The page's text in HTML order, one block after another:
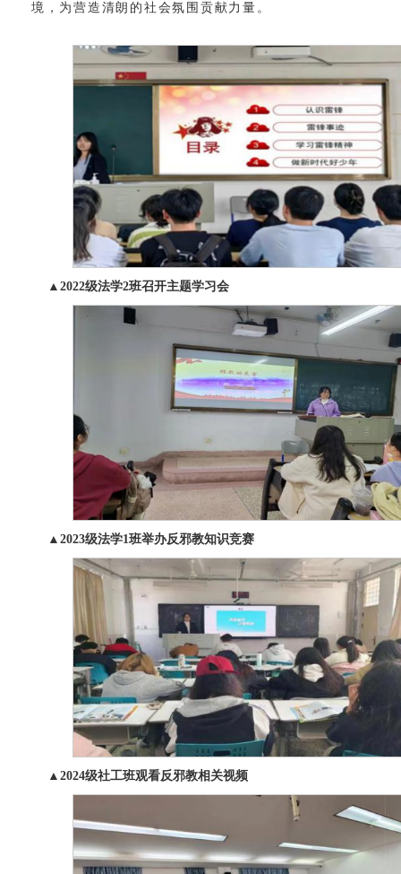
境，为营造清朗的社会氛围贡献力量。
▲2022级法学2班召开主题学习会
▲2023级法学1班举办反邪教知识竞赛
▲2024级社工班观看反邪教相关视频